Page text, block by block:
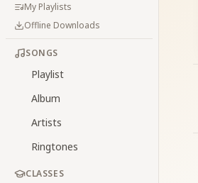
My Playlists
Offline Downloads
SONGS
Playlist
Album
Artists
Ringtones
CLASSES